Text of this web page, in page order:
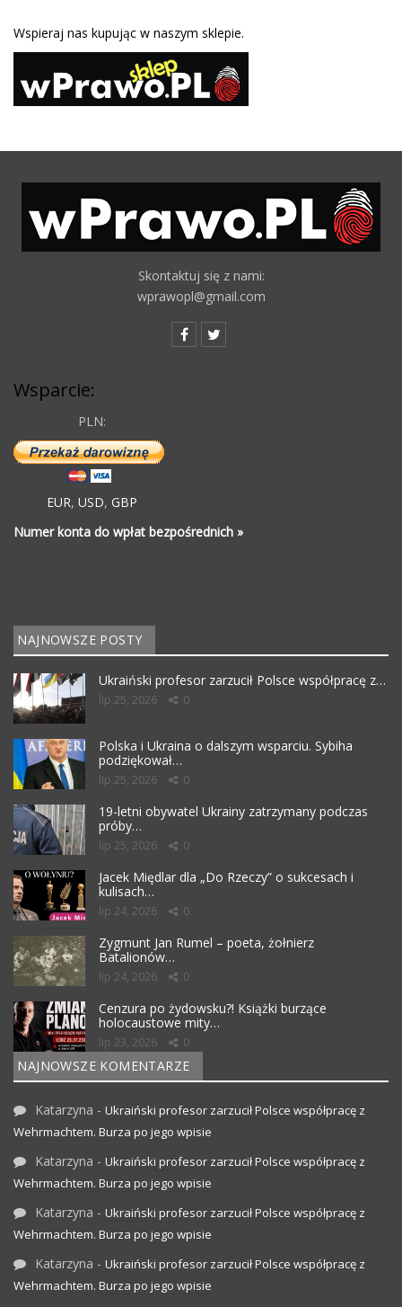
Wspieraj nas kupując w naszym sklepie.
Skontaktuj się z nami:
wprawopl@gmail.com
Wsparcie:
PLN:
EUR, USD, GBP
Numer konta do wpłat bezpośrednich »
NAJNOWSZE POSTY
Ukraiński profesor zarzucił Polsce współpracę z…
lip 25, 2026 0
Polska i Ukraina o dalszym wsparciu. Sybiha
podziękował…
lip 25, 2026 0
19-letni obywatel Ukrainy zatrzymany podczas
próby…
lip 25, 2026 0
Jacek Międlar dla „Do Rzeczy” o sukcesach i
kulisach…
lip 24, 2026 0
Zygmunt Jan Rumel – poeta, żołnierz
Batalionów…
lip 24, 2026 0
Cenzura po żydowsku?! Książki burzące
holocaustowe mity…
lip 23, 2026 0
NAJNOWSZE KOMENTARZE
Katarzyna - Ukraiński profesor zarzucił Polsce współpracę z
Wehrmachtem. Burza po jego wpisie
Katarzyna - Ukraiński profesor zarzucił Polsce współpracę z
Wehrmachtem. Burza po jego wpisie
Katarzyna - Ukraiński profesor zarzucił Polsce współpracę z
Wehrmachtem. Burza po jego wpisie
Katarzyna - Ukraiński profesor zarzucił Polsce współpracę z
Wehrmachtem. Burza po jego wpisie